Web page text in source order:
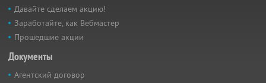
Давайте сделаем акцию!
Заработайте, как Вебмастер
Прошедшие акции
Документы
Агентский договор